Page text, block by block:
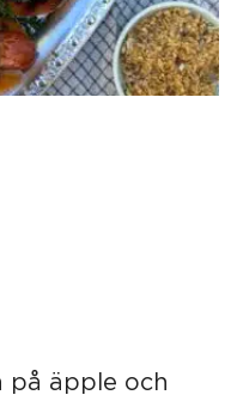
på äpple och